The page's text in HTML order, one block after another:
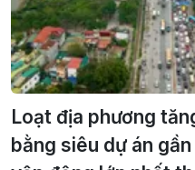
Loạt địa phương
bằng siêu dự án